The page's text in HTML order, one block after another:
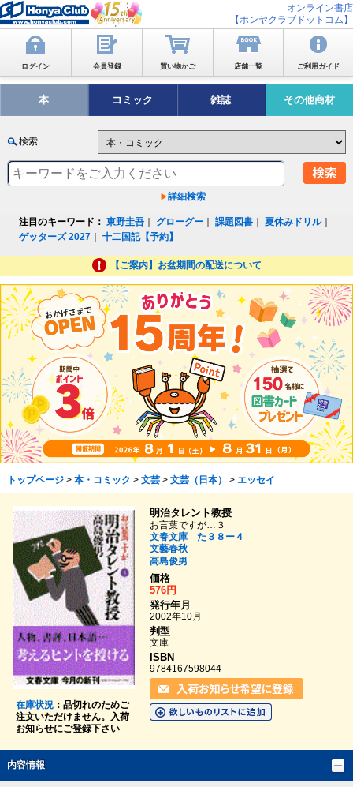
オンライン書店
【ホンヤクラブドットコム】
ログイン 会員登録 買い物かご 店舗一覧 ご利用ガイド
本 コミック 雑誌 その他商材
検索
詳細検索
注目のキーワード： 東野圭吾 グローグー ｜課題図書 ｜夏休みドリル｜
ゲッターズ 2027 ｜十二国記【予約】
【ご案内】お盆期間の配送について
トップページ> 本・コミック > 文芸> 文芸（日本） > エッセイ
在庫状況：品切れのためご
注文いただけません。入荷
お知らせにご登録下さい
明治タレント教授
お言葉ですが…３
文春文庫 た３８ー４
文藝春秋
高島俊男
価格
576円
発行年月
2002年10月
判型
文庫
ISBN
9784167598044
内容情報